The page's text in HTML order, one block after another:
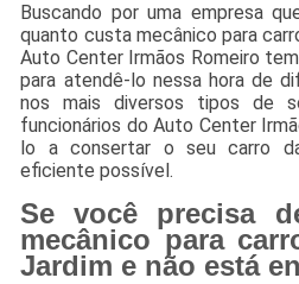
Buscando por uma empresa
quanto custa mecânico para
Auto Center Irmãos Romeiro
para atendê-lo nessa hora de
nos mais diversos tipos de
funcionários do Auto Center
lo a consertar o seu carro
eficiente possível.
Se você precisa
mecânico para
Jardim e não está